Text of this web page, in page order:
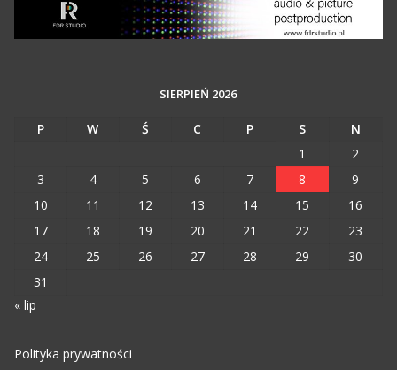
SIERPIEŃ 2026
P W Ś C P S
N
1
2
3
4 5 6 7 8
9
10
11 12 13 14 15
16
17
18 19 20 21 22
23
24
25 26 27 28 29
30
31
« lip
Polityka prywatności